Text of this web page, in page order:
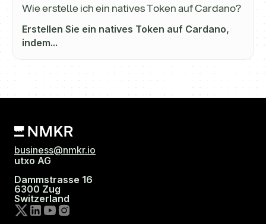
Wie erstelle ich ein natives Token auf Cardano?
Erstellen Sie ein natives Token auf Cardano,
indem...
business@nmkr.io
utxo AG
Dammstrasse 16
6300 Zug
Switzerland